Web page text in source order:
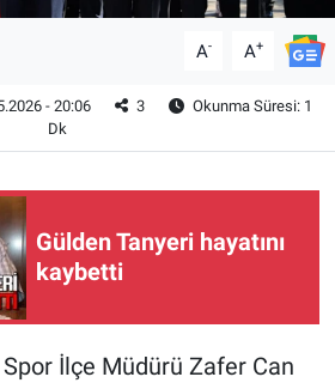
A- A+
- 20:06 3
Okunma Süresi: 1
Dk
Gülden Tanyeri hayatını
kaybetti
İlçe Müdürü Zafer Can